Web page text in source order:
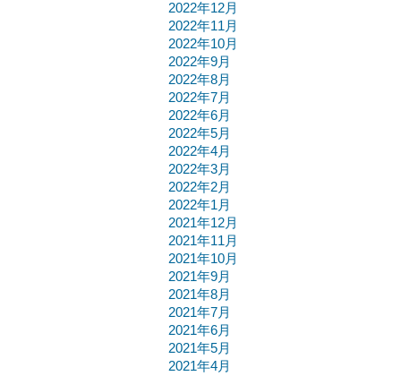
2022年12月
2022年11月
2022年10月
2022年9月
2022年8月
2022年7月
2022年6月
2022年5月
2022年4月
2022年3月
2022年2月
2022年1月
2021年12月
2021年11月
2021年10月
2021年9月
2021年8月
2021年7月
2021年6月
2021年5月
2021年4月